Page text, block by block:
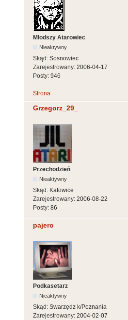
Młodszy Atarowiec
Nieaktywny
Skąd: Sosnowiec
Zarejestrowany: 2006-04-17
Posty: 946
Strona
Grzegorz_29_
Przechodzień
Nieaktywny
Skąd: Katowice
Zarejestrowany: 2006-08-22
Posty: 86
pajero
Podkasetarz
Nieaktywny
Skąd: Swarzędz k/Poznania
Zarejestrowany: 2004-02-07